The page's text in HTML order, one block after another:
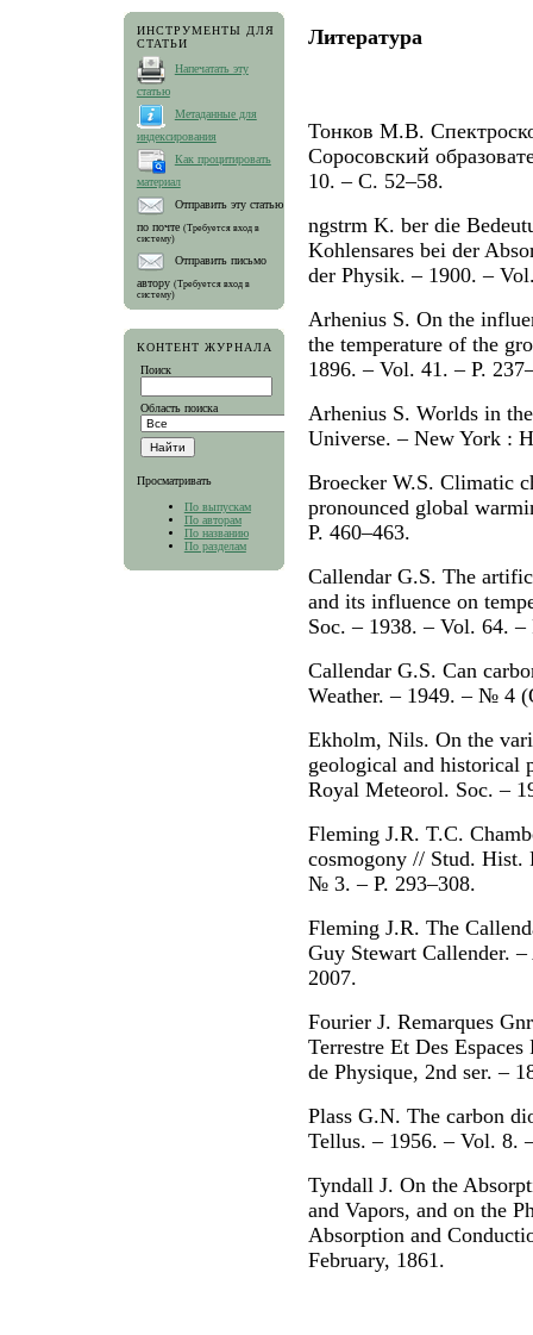
ИНСТРУМЕНТЫ ДЛЯ
СТАТЬИ
Напечатать эту
статью
Метаданные для
индексирования
Как процитировать
материал
Отправить эту статью
по почте (Требуется вход в
систему)
Отправить письмо
автору (Требуется вход в
систему)
КОНТЕНТ ЖУРНАЛА
Поиск
Область поиска
Просматривать
По выпускам
По авторам
По названию
По разделам
Литература
Тонков М.В.
Cоросовский
10. – С. 52–58.
ngstrm K. ber die
Kohlensares bei der
der Physik. – 1900. –
Arhenius S. On the
the temperature of the
1896. – Vol. 41. – P.
Arhenius S. Worlds in
Universe. – New York :
Broecker W.S. Climatic
pronounced global
P. 460–463.
Callendar G.S. The
and its influence on
Soc. – 1938. – Vol. 64. –
Callendar G.S. Can
Weather. – 1949. – № 4
Ekholm, Nils. On the
geological and historical
Royal Meteorol. Soc. –
Fleming J.R. T.C.
cosmogony // Stud.
№ 3. – P. 293–308.
Fleming J.R. The
Guy Stewart Callender.
2007.
Fourier J. Remarques
Terrestre Et Des
de Physique, 2nd ser. –
Plass G.N. The carbon
Tellus. – 1956. – Vol. 8.
Tyndall J. On the
and Vapors, and on the
Absorption and
February, 1861.